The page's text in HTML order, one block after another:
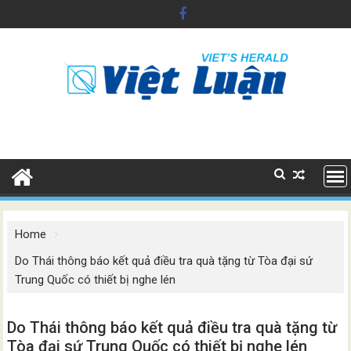
to
Home
Do Thái thông báo kết quả điều tra quà tặng từ Tòa đại sứ
Trung Quốc có thiết bị nghe lén
Do Thái thông báo kết quả điều tra quà tặng từ
Tòa đại sứ Trung Quốc có thiết bị nghe lén